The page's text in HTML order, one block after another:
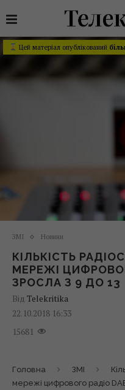
Цей матеріал опублікований
ЗМІ Новини
КІЛЬКІСТЬ
МЕРЕЖІ
ЗРОСЛА З 9 ДО 13
Від Telekritika
22.10.2018 16:33
15681
Головна ЗМІ
мережі цифрового радіо